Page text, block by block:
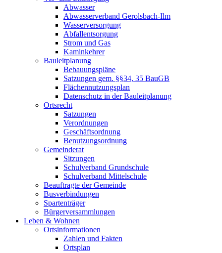
Abwasser
Abwasserverband Gerolsbach-Ilm
Wasserversorgung
Abfallentsorgung
Strom und Gas
Kaminkehrer
Bauleitplanung
Bebauungspläne
Satzungen gem. §§34, 35 BauGB
Flächennutzungsplan
Datenschutz in der Bauleitplanung
Ortsrecht
Satzungen
Verordnungen
Geschäftsordnung
Benutzungsordnung
Gemeinderat
Sitzungen
Schulverband Grundschule
Schulverband Mittelschule
Beauftragte der Gemeinde
Busverbindungen
Spartenträger
Bürgerversammlungen
Leben & Wohnen
Ortsinformationen
Zahlen und Fakten
Ortsplan